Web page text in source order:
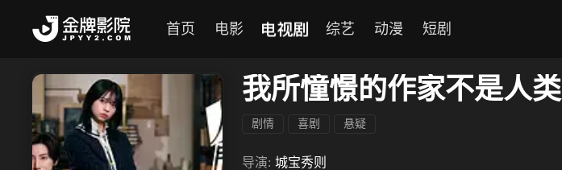
首页 电影 电视剧 综艺 动漫 短剧
我所憧憬的作家不是人类
剧情 喜剧 悬疑
导演: 城宝秀则